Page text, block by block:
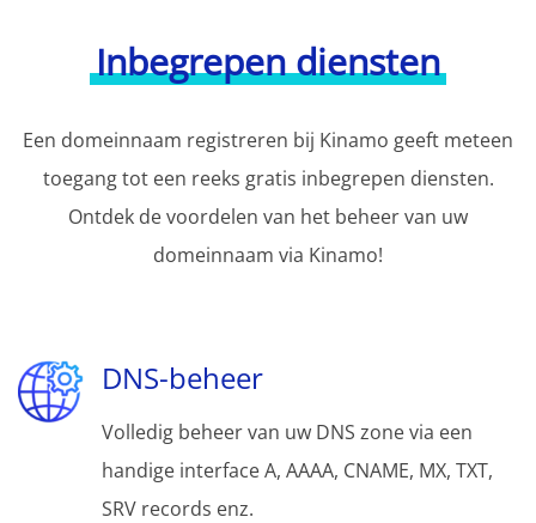
Inbegrepen diensten
Een domeinnaam registreren bij Kinamo geeft meteen
toegang tot een reeks gratis inbegrepen diensten.
Ontdek de voordelen van het beheer van uw
domeinnaam via Kinamo!
DNS-beheer
Volledig beheer van uw DNS zone via een
handige interface A, AAAA, CNAME, MX, TXT,
SRV records enz.